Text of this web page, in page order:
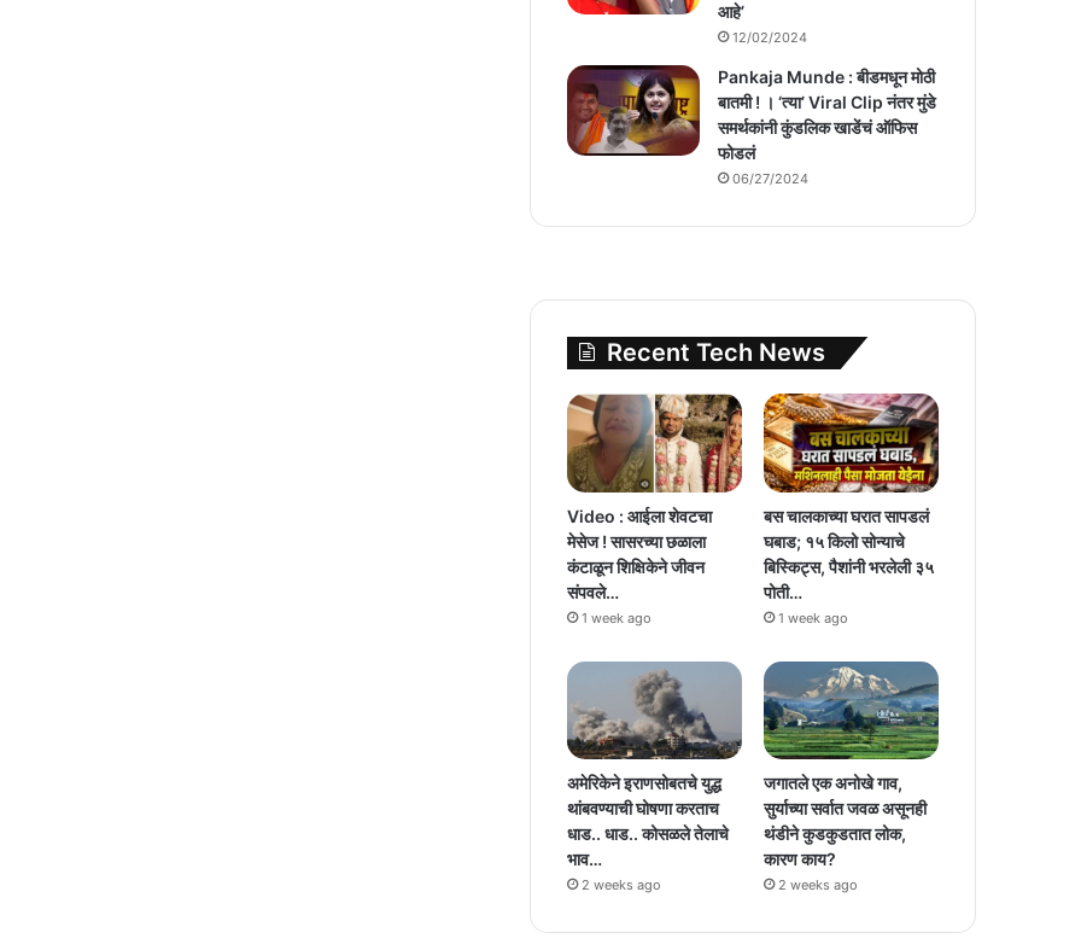
आहे’
12/02/2024
Pankaja Munde : बीडमधून मोठी
बातमी ! । ‘त्या’ Viral Clip नंतर मुंडे
समर्थकांनी कुंडलिक खाडेंचं ऑफिस
फोडलं
06/27/2024
Recent Tech News
Video : आईला शेवटचा
मेसेज ! सासरच्या छळाला
कंटाळून शिक्षिकेने जीवन
संपवले…
1 week ago
बस चालकाच्या घरात सापडलं
घबाड; १५ किलो सोन्याचे
बिस्किट्स, पैशांनी भरलेली ३५
पोती…
1 week ago
अमेरिकेने इराणसोबतचे युद्ध
थांबवण्याची घोषणा करताच
धाड.. धाड.. कोसळले तेलाचे
भाव…
2 weeks ago
जगातले एक अनोखे गाव,
सुर्याच्या सर्वात जवळ असूनही
थंडीने कुडकुडतात लोक,
कारण काय?
2 weeks ago